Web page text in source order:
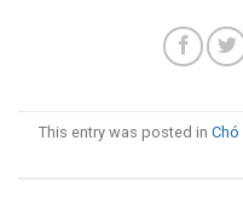
This entry was posted in Chó